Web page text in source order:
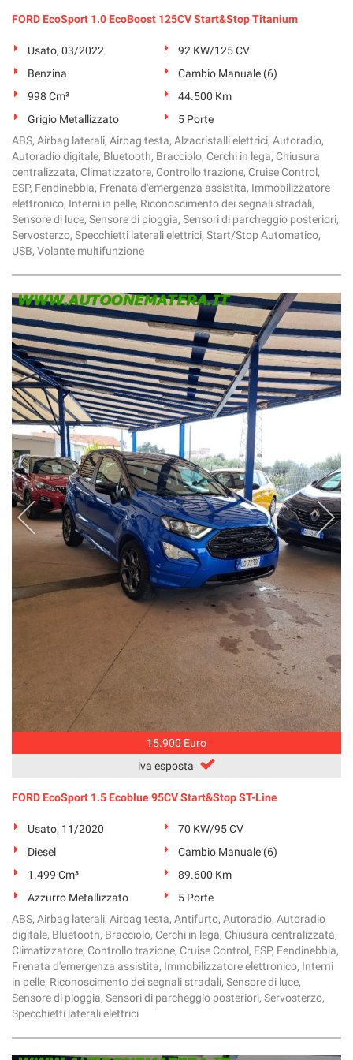
FORD EcoSport 1.0 EcoBoost 125CV Start&Stop Titanium
Usato, 03/2022
92 KW/125 CV
Benzina
Cambio Manuale (6)
998 Cm³
44.500 Km
Grigio Metallizzato
5 Porte
ABS, Airbag laterali, Airbag testa, Alzacristalli elettrici, Autoradio,
Autoradio digitale, Bluetooth, Bracciolo, Cerchi in lega, Chiusura
centralizzata, Climatizzatore, Controllo trazione, Cruise Control,
ESP, Fendinebbia, Frenata d'emergenza assistita, Immobilizzatore
elettronico, Interni in pelle, Riconoscimento dei segnali stradali,
Sensore di luce, Sensore di pioggia, Sensori di parcheggio posteriori,
Servosterzo, Specchietti laterali elettrici, Start/Stop Automatico,
USB, Volante multifunzione
15.900 Euro
iva esposta
FORD EcoSport 1.5 Ecoblue 95CV Start&Stop ST-Line
Usato, 11/2020
70 KW/95 CV
Diesel
Cambio Manuale (6)
1.499 Cm³
89.600 Km
Azzurro Metallizzato
5 Porte
ABS, Airbag laterali, Airbag testa, Antifurto, Autoradio, Autoradio
digitale, Bluetooth, Bracciolo, Cerchi in lega, Chiusura centralizzata,
Climatizzatore, Controllo trazione, Cruise Control, ESP, Fendinebbia,
Frenata d'emergenza assistita, Immobilizzatore elettronico, Interni
in pelle, Riconoscimento dei segnali stradali, Sensore di luce,
Sensore di pioggia, Sensori di parcheggio posteriori, Servosterzo,
Specchietti laterali elettrici
le